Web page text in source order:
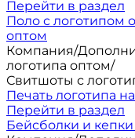
Перейти в раздел
Поло с логотипом
оптом
Компания/
логотипа оптом/
Свитшоты с
Печать логотипа
Перейти в раздел
Бейсболки и